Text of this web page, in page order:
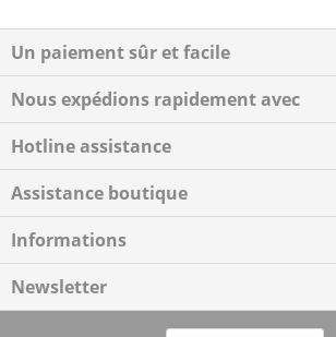
Un paiement sûr et facile
Nous expédions rapidement avec
Hotline assistance
Assistance boutique
Informations
Newsletter